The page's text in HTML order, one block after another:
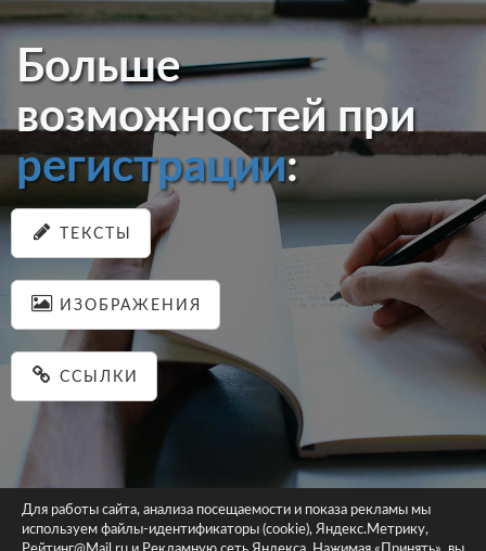
Больше
возможностей при
регистрации:
ТЕКСТЫ
ИЗОБРАЖЕНИЯ
ССЫЛКИ
© 2026 pastein.ru |Пользовательское соглашение|Политика
Для работы сайта, анализа посещаемости и показа рекламы мы
используем файлы-идентификаторы (cookie), Яндекс.Метрику,